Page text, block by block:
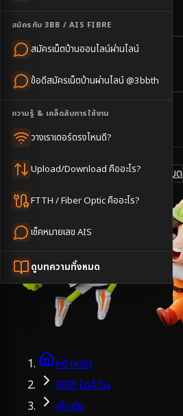
สมัครกับ 3BB / AIS FIBRE
สมัครเน็ตบ้านออนไลน์ผ่านไลน์
ข้อดีสมัครเน็ตบ้านผ่านไลน์ @3bbth
ความรู้ & เคล็ดลับการใช้งาน
วางเราเตอร์ตรงไหนดี?
Upload/Download คืออะไร?
FTTH / Fiber Optic คืออะไร?
เช็คหมายเลข AIS
ดูบทความทั้งหมด
ครอบคลุมพื้นที่
นัดช่างติดตั้ง
ราคาเริ่มต้น
แชทไลน์ @3bbth ดูแพ็กเกจทั้งหมด
หน้าหลัก
3BB ใกล้ฉัน
สุโขทัย